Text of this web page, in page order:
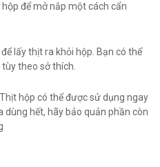
để mở nắp một cách cẩn
lấy thịt ra khỏi hộp. Bạn có thể
theo sở thích.
hộp có thể được sử dụng ngay
dùng hết, hãy bảo quản phần còn